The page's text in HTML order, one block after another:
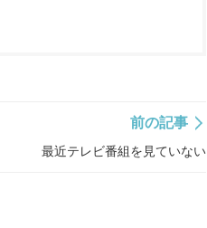
前の記事
最近テレビ番組を見ていない